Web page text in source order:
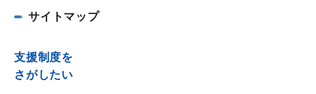
サイトマップ
支援制度を
さがしたい